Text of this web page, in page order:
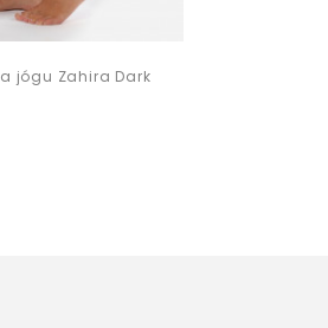
jógu Zahira Dark